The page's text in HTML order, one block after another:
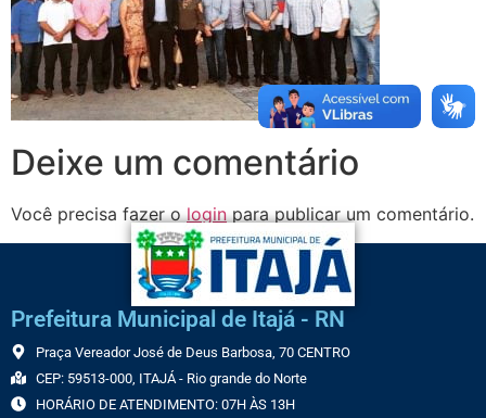
Deixe um comentário
Você precisa fazer ologinpara publicar um comentário.
Prefeitura Municipal de Itajá - RN
Praça Vereador José de Deus Barbosa, 70 CENTRO
CEP: 59513-000, ITAJÁ - Rio grande do Norte
HORÁRIO DE ATENDIMENTO: 07H ÀS 13H